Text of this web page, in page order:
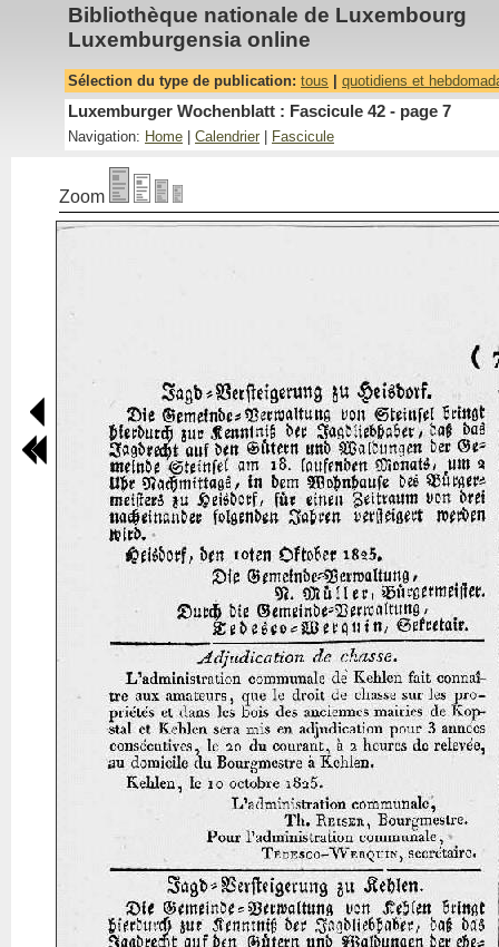
Bibliothèque nationale de Luxembourg
Luxemburgensia online
Sélection du type de publication: tous quotidiens et
Luxemburger Wochenblatt : Fascicule 42 - page 7
Navigation: Home Calendrier Fascicule
Zoom